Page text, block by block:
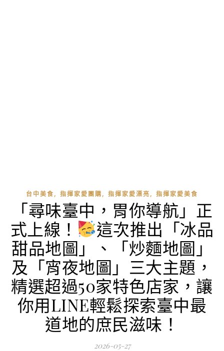
台中美食, 指揮家愛團購, 指揮家愛漂亮, 指揮家愛美食
「尋味臺中，胃你導航」正
式上線！
這次推出「冰品
甜品地圖」、「炒麵地圖」
及「宵夜地圖」三大主題，
精選超過50家特色店家，讓
你用LINE輕鬆探索臺中最
道地的庶民滋味！
2026-05-27